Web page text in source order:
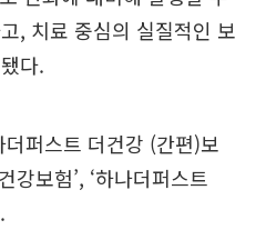
, 치료 중심의 실질적인 보
다.
퍼스트 더건강 (간편)보
강보험’, ‘하나더퍼스트